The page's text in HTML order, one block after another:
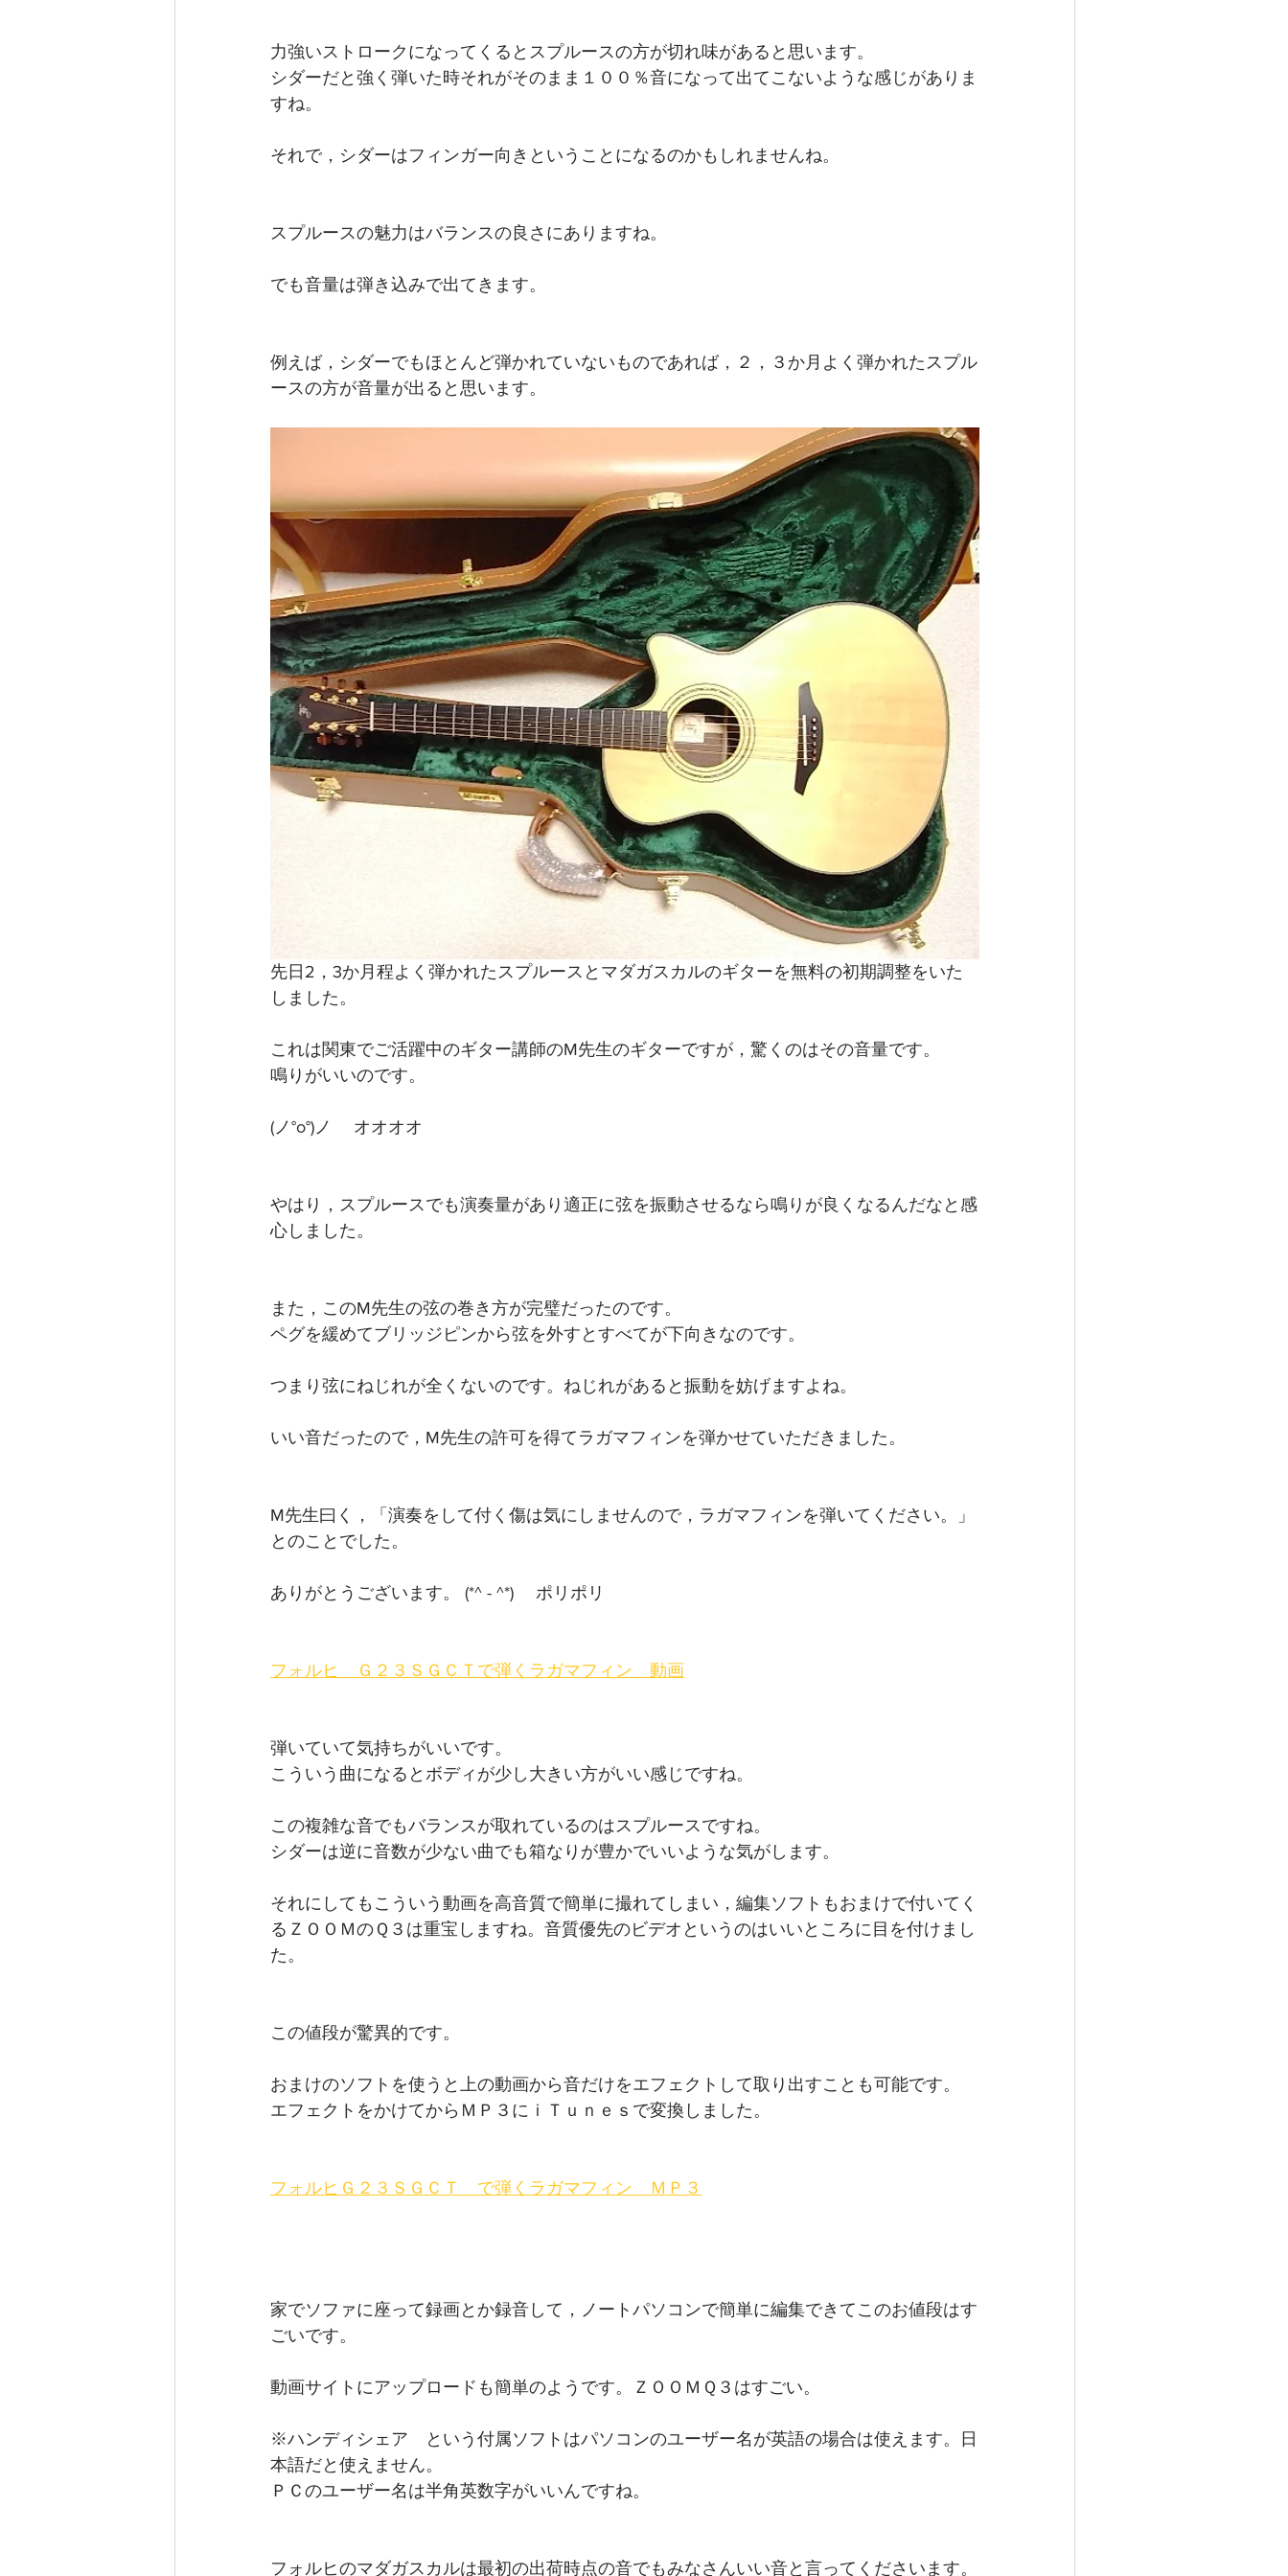
力強いストロークになってくるとスプルースの方が切れ味があると思います。
シダーだと強く弾いた時それがそのまま１００％音になって出てこないような感じがありま
すね。
それで，シダーはフィンガー向きということになるのかもしれませんね。
スプルースの魅力はバランスの良さにありますね。
でも音量は弾き込みで出てきます。
例えば，シダーでもほとんど弾かれていないものであれば，２，３か月よく弾かれたスプル
ースの方が音量が出ると思います。
先日2，3か月程よく弾かれたスプルースとマダガスカルのギターを無料の初期調整をいた
しました。
これは関東でご活躍中のギター講師のM先生のギターですが，驚くのはその音量です。
鳴りがいいのです。
(ノ°ο°)ノ 　オオオオ
やはり，スプルースでも演奏量があり適正に弦を振動させるなら鳴りが良くなるんだなと感
心しました。
また，このM先生の弦の巻き方が完璧だったのです。
ペグを緩めてブリッジピンから弦を外すとすべてが下向きなのです。
つまり弦にねじれが全くないのです。ねじれがあると振動を妨げますよね。
いい音だったので，M先生の許可を得てラガマフィンを弾かせていただきました。
M先生曰く，「演奏をして付く傷は気にしませんので，ラガマフィンを弾いてください。」
とのことでした。
ありがとうございます。 (*^ - ^*)ゞ ポリポリ
フォルヒ　Ｇ２３ＳＧＣＴで弾くラガマフィン　動画
弾いていて気持ちがいいです。
こういう曲になるとボディが少し大きい方がいい感じですね。
この複雑な音でもバランスが取れているのはスプルースですね。
シダーは逆に音数が少ない曲でも箱なりが豊かでいいような気がします。
それにしてもこういう動画を高音質で簡単に撮れてしまい，編集ソフトもおまけで付いてく
るＺＯＯＭのＱ３は重宝しますね。音質優先のビデオというのはいいところに目を付けまし
た。
この値段が驚異的です。
おまけのソフトを使うと上の動画から音だけをエフェクトして取り出すことも可能です。
エフェクトをかけてからＭＰ３にｉＴｕｎｅｓで変換しました。
フォルヒＧ２３ＳＧＣＴ　で弾くラガマフィン　ＭＰ３
家でソファに座って録画とか録音して，ノートパソコンで簡単に編集できてこのお値段はす
ごいです。
動画サイトにアップロードも簡単のようです。ＺＯＯＭＱ３はすごい。
※ハンディシェア　という付属ソフトはパソコンのユーザー名が英語の場合は使えます。日
本語だと使えません。
ＰＣのユーザー名は半角英数字がいいんですね。
フォルヒのマダガスカルは最初の出荷時点の音でもみなさんいい音と言ってくださいます。